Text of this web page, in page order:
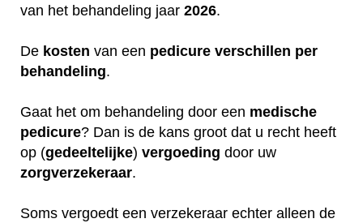
van het behandeling jaar 2026.
De kosten van een pedicure verschillen per
behandeling.
Gaat het om behandeling door een medische
pedicure? Dan is de kans groot dat u recht heeft
op (gedeeltelijke) vergoeding door uw
zorgverzekeraar.
Soms vergoedt een verzekeraar echter alleen de